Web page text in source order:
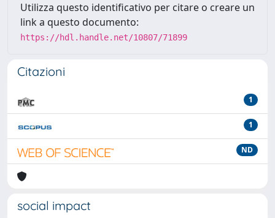
Utilizza questo identificativo per citare o creare un
link a questo documento:
https://hdl.handle.net/10807/71899
Citazioni
1
1
ND
social impact